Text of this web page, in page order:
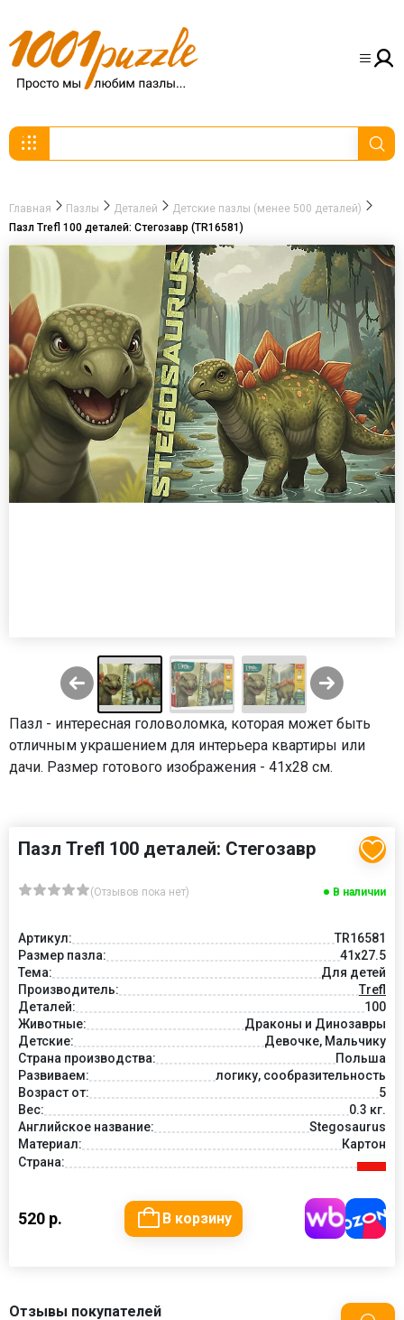
Главная Пазлы Деталей
Детские пазлы (менее 500 деталей)
Пазл Trefl 100 деталей: Стегозавр (TR16581)
Пазл - интересная головоломка, которая может быть
отличным украшением для интерьера квартиры или
дачи. Размер готового изображения - 41х28 см.
Пазл Trefl 100 деталей: Стегозавр
(Отзывов пока нет) В наличии
Артикул:
TR16581
Размер пазла:
41x27.5
Тема:
Для детей
Производитель:
Trefl
Деталей:
100
Животные:
Драконы и Динозавры
Детские:
Девочке, Мальчику
Страна производства:
Польша
Развиваем:
логику, сообразительность
Возраст от:
5
Вес:
0.3 кг.
Английское название:
Stegosaurus
Материал:
Картон
Страна:
520 р. В корзину
Отзывы покупателей